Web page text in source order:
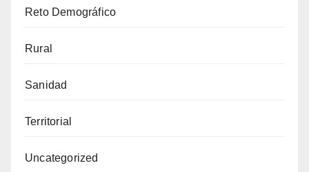
Reto Demográfico
Rural
Sanidad
Territorial
Uncategorized